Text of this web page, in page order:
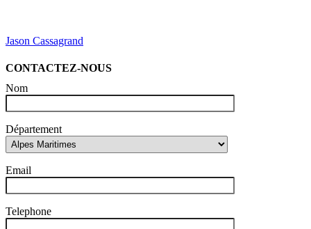
Jason Cassagrand
CONTACTEZ-NOUS
Nom
Département
Email
Telephone